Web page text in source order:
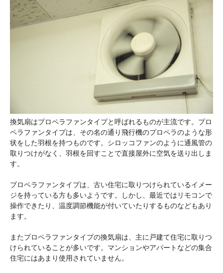
換気扇はプロペラファンタイプと呼ばれるものが主流です。プロ
ペラファンタイプは、その名の通り飛行機のプロペラのような形
状をした羽根を持つものです。シロッコファンのように通風管の
取りつけがなく、羽根を回すことで直接屋外に空気を送り出しま
す。
プロペラファンタイプは、古い住宅に取りつけられているイメー
ジを持っている方も多いようです。しかし、最近ではリモコンで
操作できたり、温度調節機能が付いていたりするものなどもあり
ます。
またプロペラファンタイプの換気扇は、主に戸建て住宅に取りつ
けられていることが多いです。マンションやアパートなどの集合
住宅にはあまり使用されていません。